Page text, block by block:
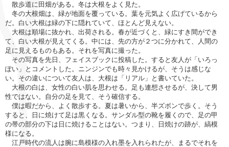
散歩道に田畑がある。冬は大根をよく見た。
冬の大根畑は、緑が地面を覆っている。葉を元気よく広げているから
だ。白い大根は緑の下に隠れていて、ほとんど見えない。
大根は順場に抜かれ、出荷される。春が近づくと、緑にすき間ができ
て、白い大根が見えてくる。中には、先の方が２つに分かれて、人間の
足に見えるものもある。それを写真に撮った。
その写真を先日、フェイスブックに投稿した。すると友人が「いろっ
ぽい」とコメントした。ニンジンでも時々見かけるが、そうは感じな
い。その違いについて友人は、大根は「リアル」と書いていた。
大根の白は、女性の白い肌を思わせる。足も連想させるが、決して男
性ではない。自分の足を見て、そう確信する。
僕は暇だから、よく散歩する。夏は暑いから、半ズボンで歩く。そう
すると、日に焼けて足は黒くなる。サンダル型の靴を履くので、足の甲
の帯の部分の下は日に焼けることはない。つまり、日焼けの跡が、縞模
様になる。
江戸時代の流人は腕に島模様の入れ墨を入れられたが、まるでそれを